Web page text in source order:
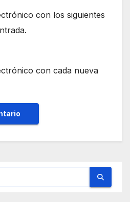
con los siguientes
con cada nueva